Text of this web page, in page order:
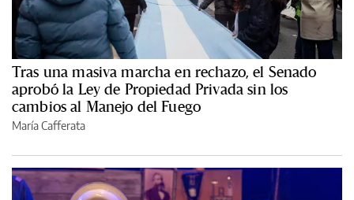
Tras una masiva marcha en rechazo, el Senado
aprobó la Ley de Propiedad Privada sin los
cambios al Manejo del Fuego
María Cafferata